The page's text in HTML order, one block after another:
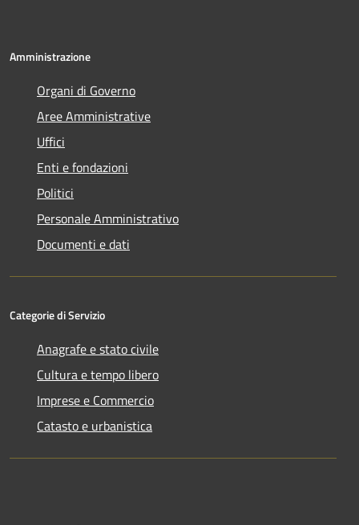
Amministrazione
Organi di Governo
Aree Amministrative
Uffici
Enti e fondazioni
Politici
Personale Amministrativo
Documenti e dati
Categorie di Servizio
Anagrafe e stato civile
Cultura e tempo libero
Imprese e Commercio
Catasto e urbanistica